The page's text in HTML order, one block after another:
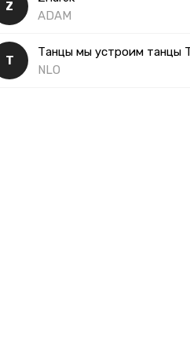
Z
ADAM
Т
NLO